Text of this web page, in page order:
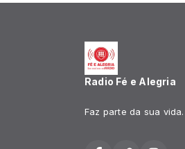
Radio Fé e Alegria
Faz parte da sua vida.